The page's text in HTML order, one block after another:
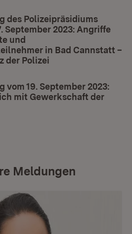
des Polizeipräsidiums
September 2023: Angriffe
und
in Bad Cannstatt –
der Polizei
vom 19. September 2023:
mit Gewerkschaft der
Meldungen